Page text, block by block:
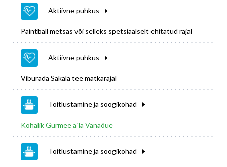
Aktiivne puhkus
Paintball metsas või selleks spetsiaalselt ehitatud rajal
Aktiivne puhkus
Viburada Sakala tee matkarajal
Toitlustamine ja söögikohad
Kohalik Gurmee a´la Vanaõue
Toitlustamine ja söögikohad